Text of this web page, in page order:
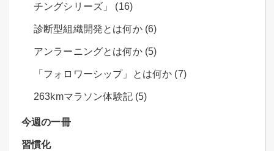
チングシリーズ」 (16)
診断型組織開発とは何か (6)
アンラーニングとは何か (5)
「フォロワーシップ」とは何か (7)
263kmマラソン体験記 (5)
今週の一冊
習慣化